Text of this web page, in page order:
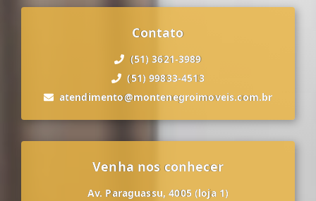
Contato
(51) 3621-3989
(51) 99833-4513
atendimento@montenegroimoveis.com.br
Venha nos conhecer
Av. Paraguassu, 4005 (loja 1)